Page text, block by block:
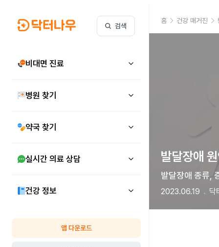
검색
비대면 진료
병원 찾기
약국 찾기
실시간 의료 상담
건강 정보
앱 다운로드
홈 건강 매거진
발달장애
발달장애 종류,
2023.06.19 닥